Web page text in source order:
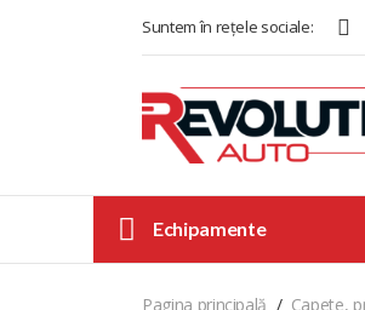
Suntem în rețele sociale:
Echipamente
Pagina principală Capete,